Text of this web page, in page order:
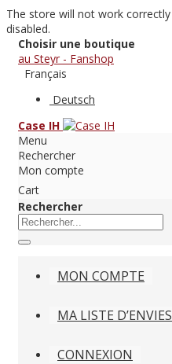
The store will not work
disabled.
Choisir une boutique
au Steyr - Fanshop
Français
Deutsch
Case IH
Menu
Rechercher
Mon compte
Cart
Rechercher
MON COMPTE
MA LISTE D’ENVIES
CONNEXION